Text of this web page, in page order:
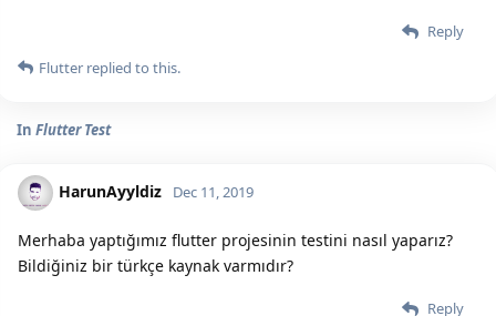
Reply
Flutter replied to this.
In Flutter Test
HarunAyyldiz Dec 11, 2019
Merhaba yaptığımız flutter projesinin testini nasıl yaparız?
Bildiğiniz bir türkçe kaynak varmıdır?
Reply